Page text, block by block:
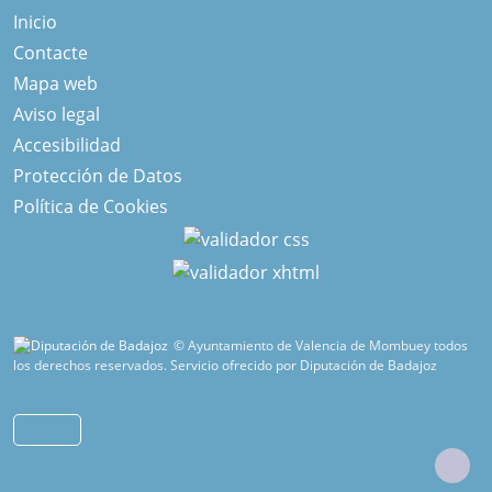
Inicio
Contacte
Mapa web
Aviso legal
Accesibilidad
Protección de Datos
Política de Cookies
© Ayuntamiento de Valencia de Mombuey todos
los derechos reservados.Servicio ofrecido por Diputación de Badajoz